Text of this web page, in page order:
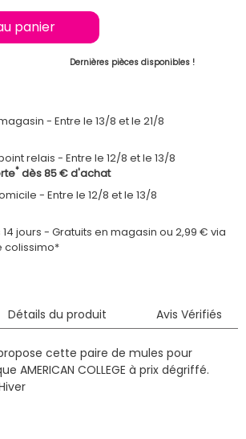
panier
Dernières pièces disponibles !
Entre le 13/8 et le 21/8
relais
Entre le 12/8 et le 13/8
* dès 85 € d'achat
Entre le 12/8 et le 13/8
14 jours - Gratuits en magasin ou 2,99 € via
colissimo*
Détails du produit Avis Vérifiés
cette paire de mules pour
AMERICAN COLLEGE à prix dégriffé.